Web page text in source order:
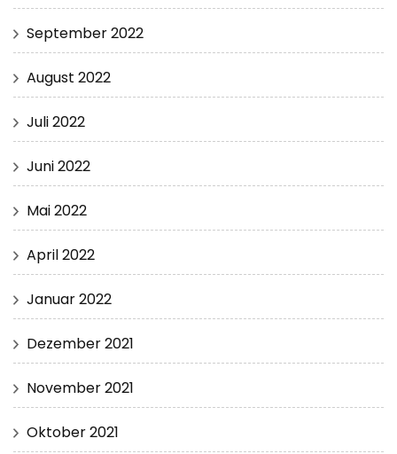
September 2022
August 2022
Juli 2022
Juni 2022
Mai 2022
April 2022
Januar 2022
Dezember 2021
November 2021
Oktober 2021